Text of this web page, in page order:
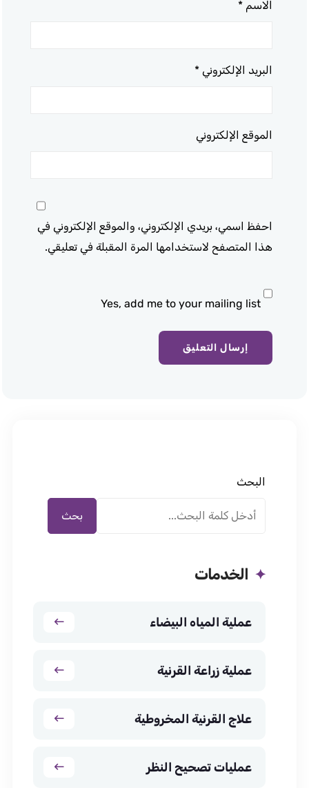
الاسم *
البريد الإلكتروني *
الموقع الإلكتروني
احفظ اسمي، بريدي الإلكتروني، والموقع الإلكتروني في
هذا المتصفح لاستخدامها المرة المقبلة في تعليقي.
البحث
بحث
الخدمات
عملية المياه البيضاء
عملية زراعة القرنية
علاج القرنية المخروطية
عمليات تصحيح النظر